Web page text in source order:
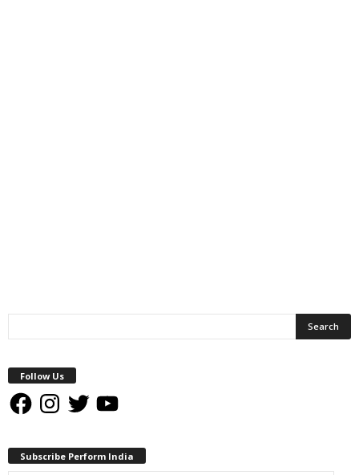
Follow Us
FacebookInstagram
Twitter YouTube
Subscribe Perform India